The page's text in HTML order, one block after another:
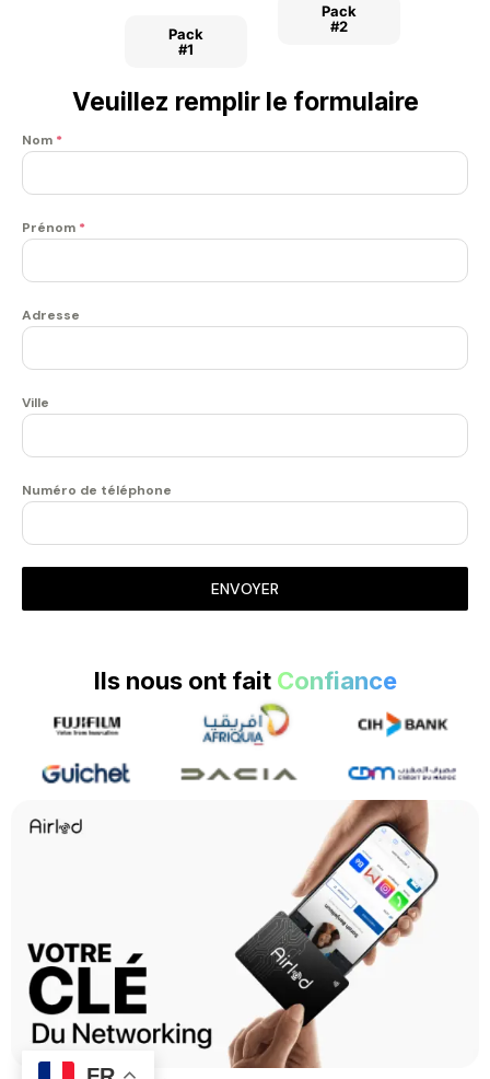
Pack
#1
Pack
#2
Veuillez remplir le formulaire
Nom *
Prénom *
Adresse
Ville
Numéro de téléphone
ENVOYER
Ils nous ont fait Confiance